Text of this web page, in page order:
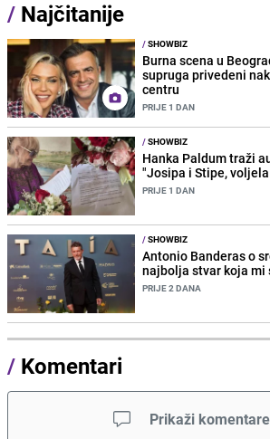
/ Najčitanije
/SHOWBIZ
Burna scena u
supruga privedeni
centru
PRIJE 1 DAN
/SHOWBIZ
Hanka Paldum traži
"Josipa i Stipe,
PRIJE 1 DAN
/SHOWBIZ
Antonio Banderas o
najbolja stvar koja mi
PRIJE 2 DANA
/ Komentari
Prikaži komentare